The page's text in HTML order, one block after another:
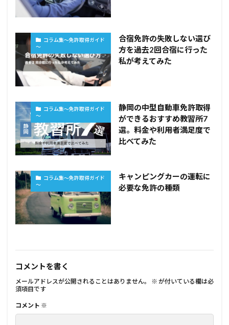
コラム集～免許取得ガイド
～
合宿免許の失敗しない選び
方を過去2回合宿に行った
私が考えてみた
コラム集～免許取得ガイド
～
静岡の中型自動車免許取得
ができるおすすめ教習所7
選。料金や利用者満足度で
比べてみた
コラム集～免許取得ガイド
～
キャンピングカーの運転に
必要な免許の種類
コメントを書く
メールアドレスが公開されることはありません。 ※ が付いている欄は必
須項目です
コメント ※